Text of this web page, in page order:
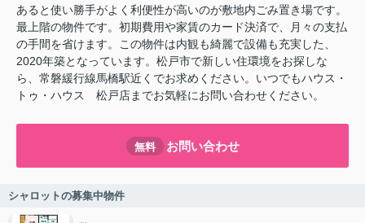
あると使い勝手がよく利便性が高いのが敷地内ごみ置き場です。
最上階の物件です。初期費用や家賃のカード決済で、月々の支払
の手間を省けます。この物件は内観も綺麗で設備も充実した、
2020年築となっています。松戸市で新しい住環境をお探しな
ら、常磐緩行線馬橋駅近くでお求めください。いつでもハウス・
トゥ・ハウス 松戸店までお気軽にお問い合わせください。
無料 お問い合わせ
シャロットの募集中物件